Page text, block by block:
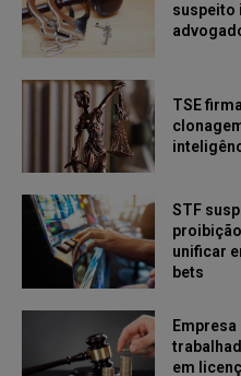
suspeito
TSE
STF
unificar
bets
em